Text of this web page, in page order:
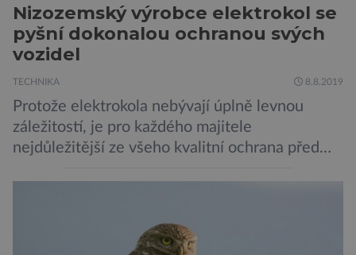
Nizozemský výrobce elektrokol se
pyšní dokonalou ochranou svých
vozidel
TECHNIKA 8.8.2019
Protože elektrokola nebývají úplně levnou
záležitostí, je pro každého majitele
nejdůležitější ze všeho kvalitní ochrana před
Skutečně nepřehání? Pokud se podrobněji
podíváme na ochranu jejich elektrokol